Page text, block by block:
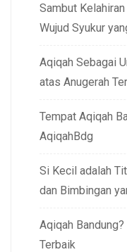
Sambut
Wujud Syukur
Aqiqah Sebagai
atas Anugerah
Tempat Aqiqah
AqiqahBdg
Si Kecil adalah
dan Bimbingan
Aqiqah
Terbaik